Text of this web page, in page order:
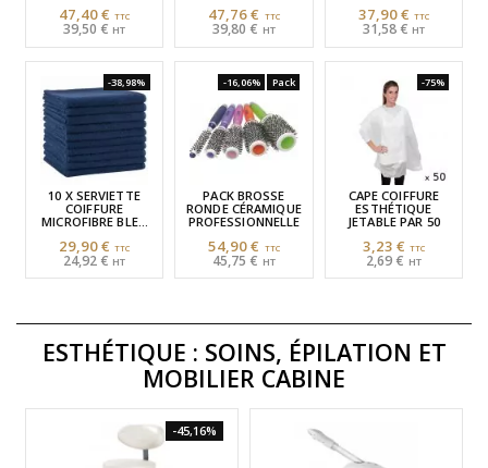
47,40 €
39,50 €
WATTS
47,76 €
39,80 €
37,90 €
31,58 €
-38,98%
10 X SERVIETTE
COIFFURE
MICROFIBRE BLEU
29,90 €
24,92 €
-16,06% Pack
PACK BROSSE
RONDE CÉRAMIQUE
PROFESSIONNELLE
54,90 €
45,75 €
-75%
CAPE COIFFURE
ESTHÉTIQUE
JETABLE PAR 50
3,23 €
2,69 €
ESTHÉTIQUE : SOINS, ÉPILATION ET
MOBILIER CABINE
-45,16%